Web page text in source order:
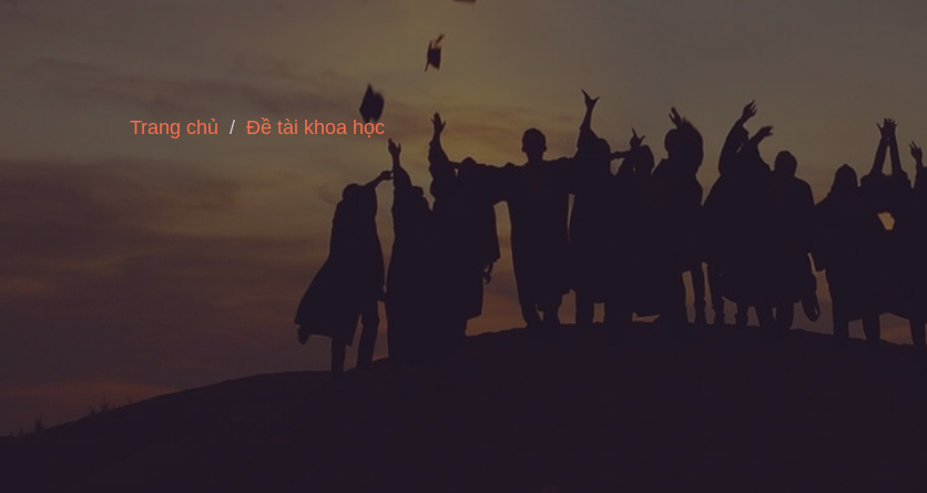
Trang chủ Đề tài khoa học